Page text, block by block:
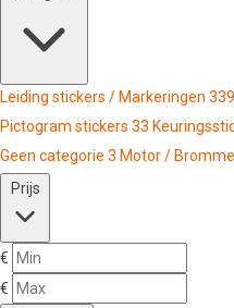
Leiding stickers / Markeringen 339
Pictogram stickers 33
Geen categorie 3 Motor /
Prijs
€
€